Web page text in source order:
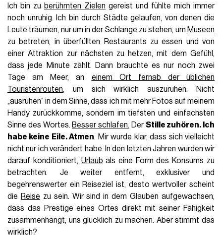
Ich bin zu berühmten Zielen gereist und fühlte mich immer
noch unruhig. Ich bin durch Städte gelaufen, von denen die
Leute träumen, nur um in der Schlange zu stehen, um Museen
zu betreten, in überfüllten Restaurants zu essen und von
einer Attraktion zur nächsten zu hetzen, mit dem Gefühl,
dass jede Minute zählt. Dann brauchte es nur noch zwei
Tage am Meer, an einem Ort fernab der üblichen
Touristenrouten, um sich wirklich auszuruhen. Nicht
„ausruhen“ in dem Sinne, dass ich mit mehr Fotos auf meinem
Handy zurückkomme, sondern im tiefsten und einfachsten
Sinne des Wortes. Besser schlafen. DerStille zuhören. Ich
habe keine Eile. Atmen. Mir wurde klar, dass sich vielleicht
nicht nur ich verändert habe. In den letzten Jahren wurden wir
darauf konditioniert, Urlaub als eine Form des Konsums zu
betrachten. Je weiter entfernt, exklusiver und
begehrenswerter ein Reiseziel ist, desto wertvoller scheint
die Reise zu sein. Wir sind in dem Glauben aufgewachsen,
dass das Prestige eines Ortes direkt mit seiner Fähigkeit
zusammenhängt, uns glücklich zu machen. Aber stimmt das
wirklich?